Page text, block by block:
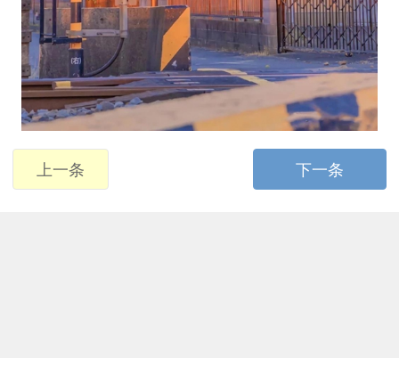
上一条 下一条